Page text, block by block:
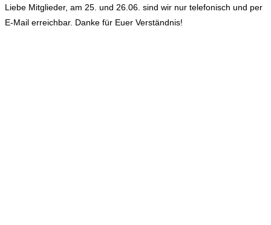
Liebe Mitglieder, am 25. und 26.06. sind wir nur telefonisch und per
E-Mail erreichbar. Danke für Euer Verständnis!